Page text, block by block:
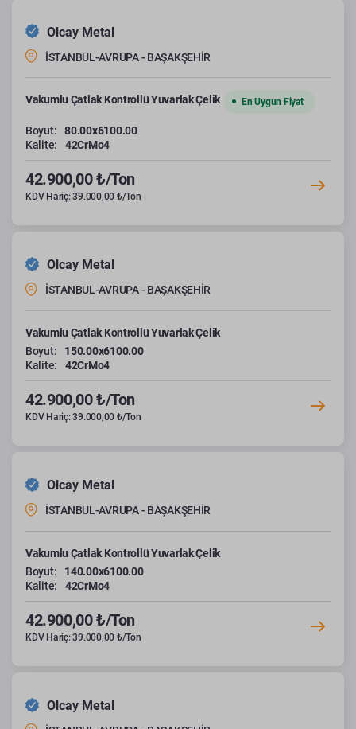
Olcay Metal
İSTANBUL-AVRUPA - BAŞAKŞEHİR
Vakumlu Çatlak Kontrollü Yuvarlak Çelik En Uygun Fiyat
Boyut:
80.00x6100.00
Kalite:
42CrMo4
42.900,00 ₺/Ton
KDV Hariç: 39.000,00 ₺/Ton
Olcay Metal
İSTANBUL-AVRUPA - BAŞAKŞEHİR
Vakumlu Çatlak Kontrollü Yuvarlak Çelik
Boyut:
150.00x6100.00
Kalite:
42CrMo4
42.900,00 ₺/Ton
KDV Hariç: 39.000,00 ₺/Ton
Olcay Metal
İSTANBUL-AVRUPA - BAŞAKŞEHİR
Vakumlu Çatlak Kontrollü Yuvarlak Çelik
Boyut:
140.00x6100.00
Kalite:
42CrMo4
42.900,00 ₺/Ton
KDV Hariç: 39.000,00 ₺/Ton
Olcay Metal